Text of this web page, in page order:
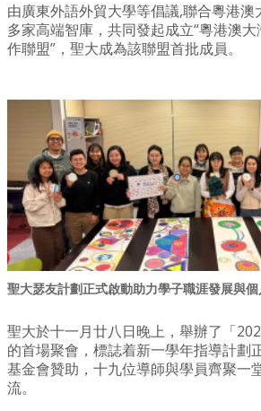
由廣東外語外貿大學等倡議,聯合粵港
多家高端智庫，共同發起成立“粵港澳
作聯盟”，聖大成為該聯盟首批成員。
聖大瑟友計劃正式啟動助力學子職涯發展與
聖大於十一月廿八日晚上，舉辦了「
的首場聚會，標誌着新一學年指導計劃
基金會贊助，十九位導師與學員齊聚一
流。